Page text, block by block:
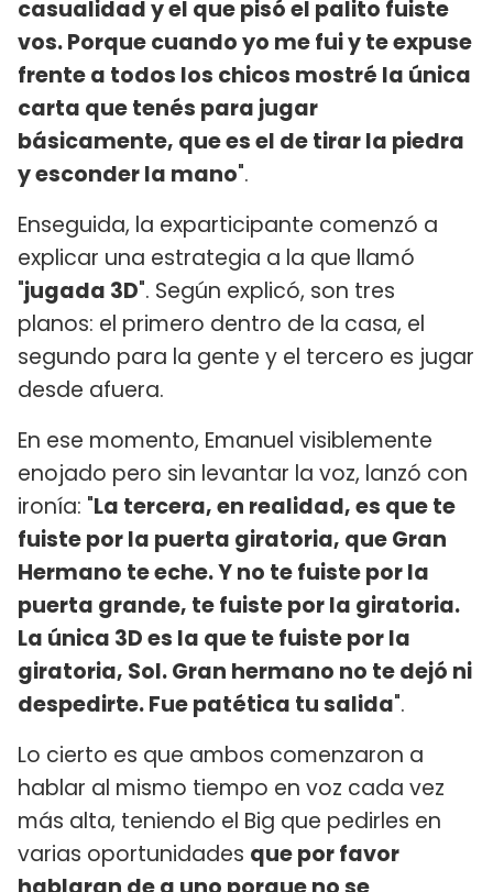
casualidad y el que pisó el palito fuiste
vos. Porque cuando yo me fui y te expuse
frente a todos los chicos mostré la única
carta que tenés para jugar
básicamente, que es el de tirar la piedra
y esconder la mano".
Enseguida, la exparticipante comenzó a
explicar una estrategia a la que llamó
"jugada 3D". Según explicó, son tres
planos: el primero dentro de la casa, el
segundo para la gente y el tercero es jugar
desde afuera.
En ese momento, Emanuel visiblemente
enojado pero sin levantar la voz, lanzó con
ironía: "La tercera, en realidad, es que te
fuiste por la puerta giratoria, que Gran
Hermano te eche. Y no te fuiste por la
puerta grande, te fuiste por la giratoria.
La única 3D es la que te fuiste por la
giratoria, Sol. Gran hermano no te dejó ni
despedirte. Fue patética tu salida".
Lo cierto es que ambos comenzaron a
hablar al mismo tiempo en voz cada vez
más alta, teniendo el Big que pedirles en
varias oportunidades que por favor